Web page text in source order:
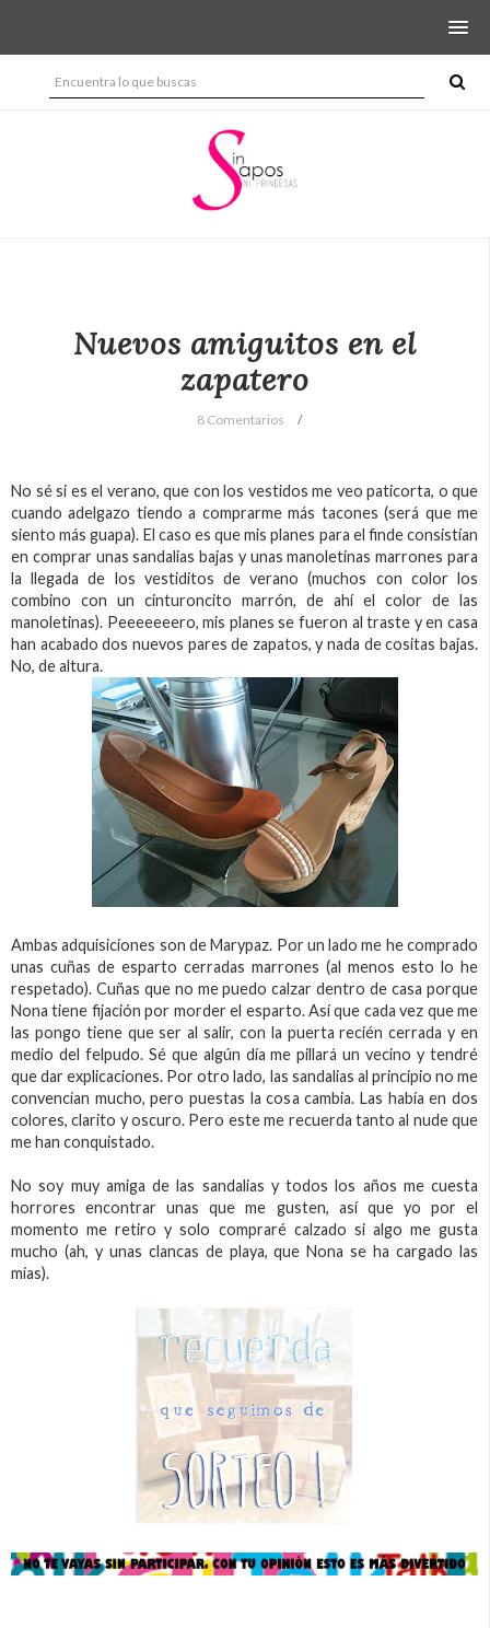
Nuevos amiguitos en el
zapatero
8 Comentarios
No sé si es el verano, que con los vestidos me veo paticorta, o que
cuando adelgazo tiendo a comprarme más tacones (será que me
siento más guapa). El caso es que mis planes para el finde consistían
en comprar unas sandalias bajas y unas manoletinas marrones para
la llegada de los vestiditos de verano (muchos con color los
combino con un cinturoncito marrón, de ahí el color de las
manoletinas). Peeeeeeero, mis planes se fueron al traste y en casa
han acabado dos nuevos pares de zapatos, y nada de cositas bajas.
No, de altura.
Ambas adquisiciones son de Marypaz. Por un lado me he comprado
unas cuñas de esparto cerradas marrones (al menos esto lo he
respetado). Cuñas que no me puedo calzar dentro de casa porque
Nona tiene fijación por morder el esparto. Así que cada vez que me
las pongo tiene que ser al salir, con la puerta recién cerrada y en
medio del felpudo. Sé que algún día me pillará un vecino y tendré
que dar explicaciones. Por otro lado, las sandalias al principio no me
convencían mucho, pero puestas la cosa cambia. Las había en dos
colores, clarito y oscuro. Pero este me recuerda tanto al nude que
me han conquistado.
No soy muy amiga de las sandalias y todos los años me cuesta
horrores encontrar unas que me gusten, así que yo por el
momento me retiro y solo compraré calzado si algo me gusta
mucho (ah, y unas clancas de playa, que Nona se ha cargado las
mías).